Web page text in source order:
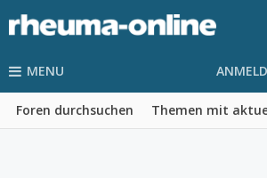
MENU
Foren durchsuchen Themen mit